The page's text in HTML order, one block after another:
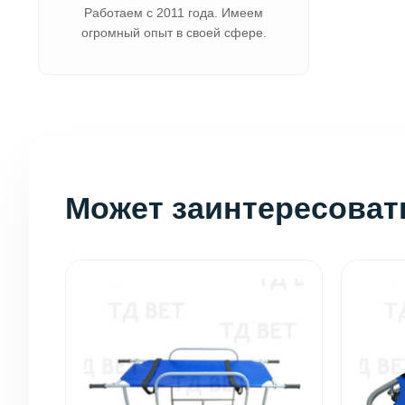
Работаем с 2011 года. Имеем
огромный опыт в своей сфере.
Может